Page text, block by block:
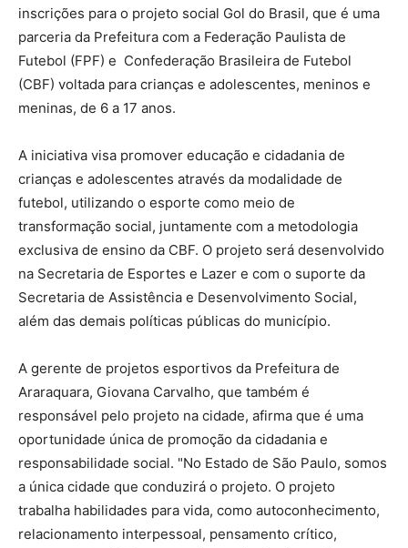
inscrições para o projeto social Gol do Brasil, que é uma
parceria da Prefeitura com a Federação Paulista de
Futebol (FPF) e Confederação Brasileira de Futebol
(CBF) voltada para crianças e adolescentes, meninos e
meninas, de 6 a 17 anos.
A iniciativa visa promover educação e cidadania de
crianças e adolescentes através da modalidade de
futebol, utilizando o esporte como meio de
transformação social, juntamente com a metodologia
exclusiva de ensino da CBF. O projeto será desenvolvido
na Secretaria de Esportes e Lazer e com o suporte da
Secretaria de Assistência e Desenvolvimento Social,
além das demais políticas públicas do município.
A gerente de projetos esportivos da Prefeitura de
Araraquara, Giovana Carvalho, que também é
responsável pelo projeto na cidade, afirma que é uma
oportunidade única de promoção da cidadania e
responsabilidade social. "No Estado de São Paulo, somos
a única cidade que conduzirá o projeto. O projeto
trabalha habilidades para vida, como autoconhecimento,
relacionamento interpessoal, pensamento crítico,